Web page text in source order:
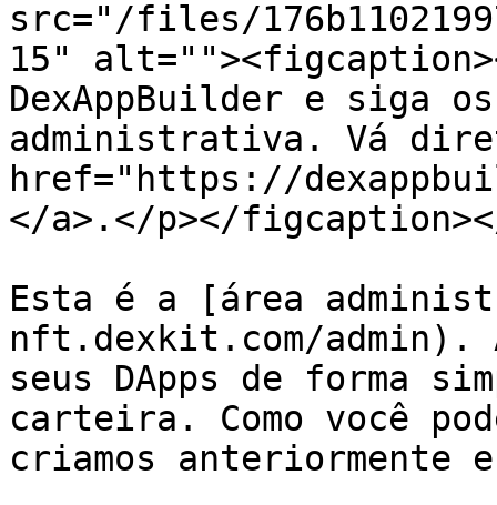
src="/files/
15"
DexAppBuilder e siga
administrativa. Vá
href="https://
</a>.</p></
Esta é a [área
nft.dexkit.com/admin).
seus DApps de forma
carteira. Como você
criamos